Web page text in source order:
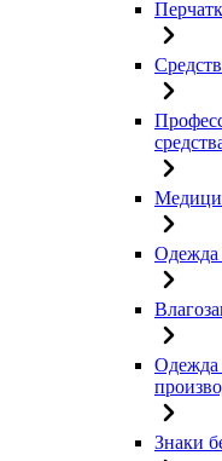
Одежда
Одежда
Знаки